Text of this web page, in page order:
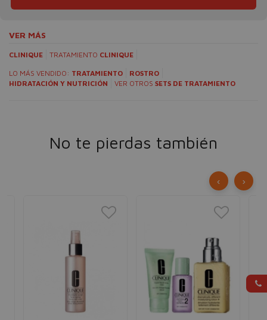
VER MÁS
CLINIQUE TRATAMIENTO CLINIQUE
LO MÁS VENDIDO: TRATAMIENTO
ROSTRO
HIDRATACIÓN Y NUTRICIÓN
VER OTROS SETS DE TRATAMIENTO
No te pierdas también
‹ ›